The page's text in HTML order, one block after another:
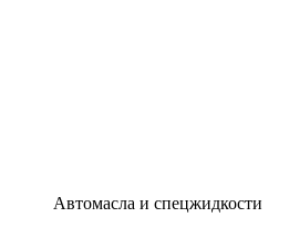
Автомасла и спецжидкости